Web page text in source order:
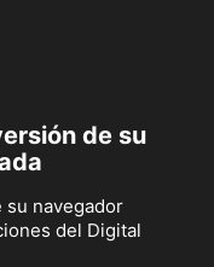
de su
su navegador
del Digital